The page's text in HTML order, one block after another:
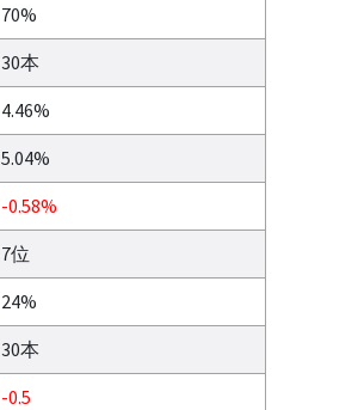
70%
30本
4.46%
5.04%
-0.58%
7位
24%
30本
-0.5